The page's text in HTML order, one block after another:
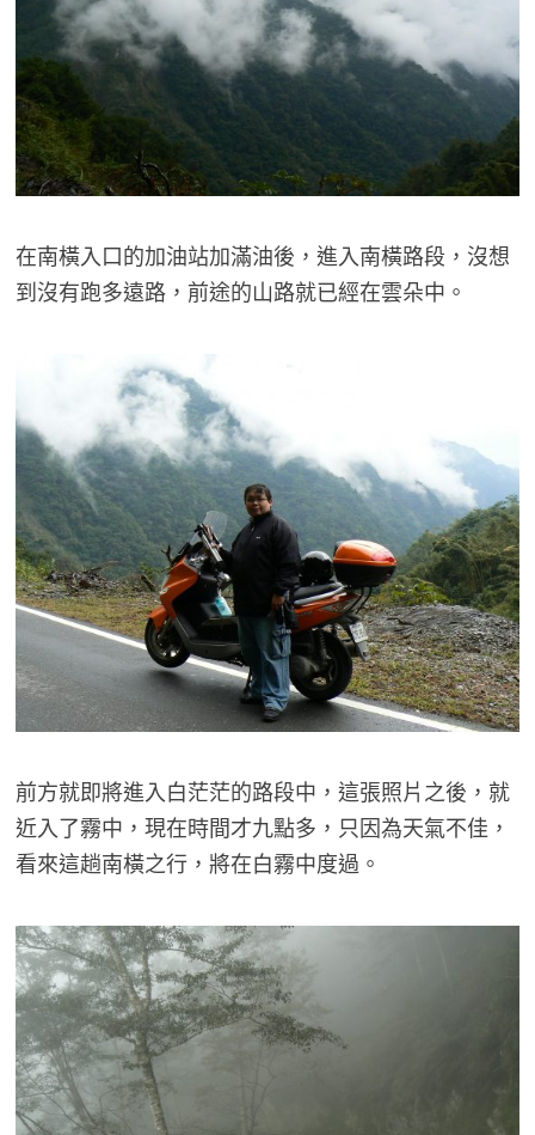
在南橫入口的加油站加滿油後，進入南橫路段，沒想
到沒有跑多遠路，前途的山路就已經在雲朵中。
前方就即將進入白茫茫的路段中，這張照片之後，就
近入了霧中，現在時間才九點多，只因為天氣不佳，
看來這趟南橫之行，將在白霧中度過。